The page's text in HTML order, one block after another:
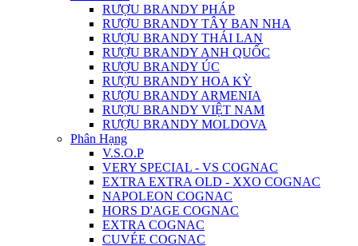
RƯỢU BRANDY PHÁP
RƯỢU BRANDY TÂY BAN NHA
RƯỢU BRANDY THÁI LAN
RƯỢU BRANDY ANH QUỐC
RƯỢU BRANDY ÚC
RƯỢU BRANDY HOA KỲ
RƯỢU BRANDY ARMENIA
RƯỢU BRANDY VIỆT NAM
RƯỢU BRANDY MOLDOVA
Phân Hạng
V.S.O.P
VERY SPECIAL - VS COGNAC
EXTRA EXTRA OLD - XXO COGNAC
NAPOLEON COGNAC
HORS D'AGE COGNAC
EXTRA COGNAC
CUVÉE COGNAC